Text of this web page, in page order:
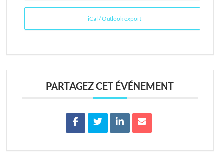
+ iCal / Outlook export
PARTAGEZ CET ÉVÉNEMENT